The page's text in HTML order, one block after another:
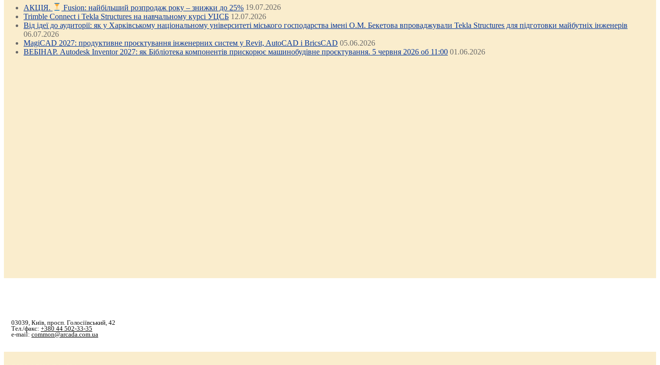
АКЦІЯ. Fusion: найбільший розпродаж року – знижки до 25% 19.07.2026
Trimble Connect і Tekla Structures на навчальному курсі УЦСБ 12.07.2026
Від ідеї до аудиторії: як у Харківському національному університеті міського господарства імені О.М. Бекетова впроваджували Tekla Structures для підготовки майбутніх інженерів
06.07.2026
MagiCAD 2027: продуктивне проєктування інженерних систем у Revit, AutoCAD і BricsCAD 05.06.2026
ВЕБІНАР. Autodesk Inventor 2027: як Бібліотека компонентів прискорює машинобудівне проєктування. 5 червня 2026 об 11:00 01.06.2026
03039, Київ, просп. Голосіївський, 42
Тел./факс: +380 44 502-33-35
e-mail: common@arcada.com.ua